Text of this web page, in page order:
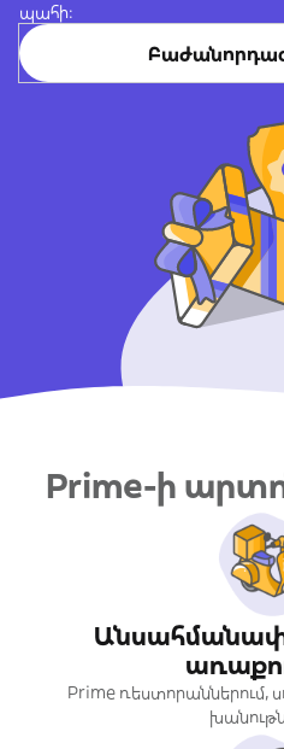
պահի։
Prime-ի
Prime ռեստորաններում,